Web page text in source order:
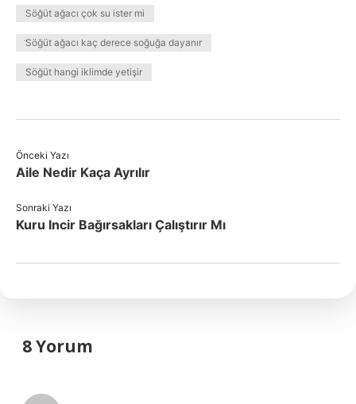
Söğüt ağacı çok su ister mi
Söğüt ağacı kaç derece soğuğa dayanır
Söğüt hangi iklimde yetişir
Önceki Yazı
Aile Nedir Kaça Ayrılır
Sonraki Yazı
Kuru Incir Bağırsakları Çalıştırır Mı
8 Yorum